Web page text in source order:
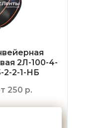
2Л-100-4-
2-2-1-НБ
250 р.